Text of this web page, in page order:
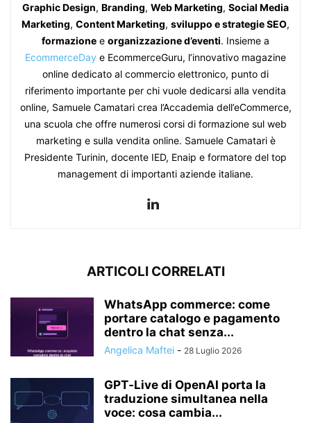
Graphic Design, Branding, Web Marketing, Social Media
Marketing, Content Marketing, sviluppo e strategie SEO,
formazione e organizzazione d’eventi. Insieme a
EcommerceDay e EcommerceGuru, l’innovativo magazine
online dedicato al commercio elettronico, punto di
riferimento importante per chi vuole dedicarsi alla vendita
online, Samuele Camatari crea l’Accademia dell’eCommerce,
una scuola che offre numerosi corsi di formazione sul web
marketing e sulla vendita online. Samuele Camatari è
Presidente Turinin, docente IED, Enaip e formatore del top
management di importanti aziende italiane.
ARTICOLI CORRELATI
WhatsApp commerce: come
portare catalogo e pagamento
dentro la chat senza...
Angelica Maftei - 28 Luglio 2026
GPT‑Live di OpenAI porta la
traduzione simultanea nella
voce: cosa cambia...